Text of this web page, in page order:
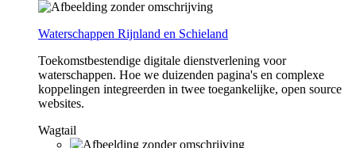
Waterschappen Rijnland en Schieland
Toekomstbestendige digitale dienstverlening voor
waterschappen. Hoe we duizenden pagina's en complexe
koppelingen integreerden in twee toegankelijke, open source
websites.
Wagtail